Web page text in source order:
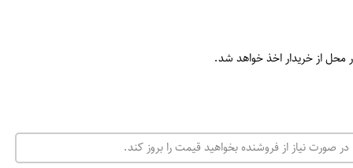
محل از خریدار اخذ خواهد شد.
صورت نیاز از فروشنده بخواهید قیمت را بروز کند.